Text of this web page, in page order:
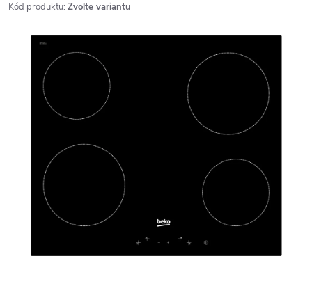
Kód produktu: Zvolte variantu